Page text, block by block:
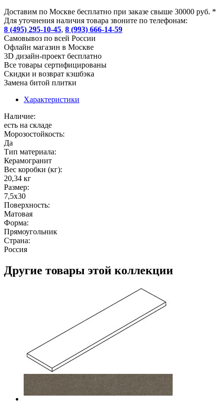
Доставим по Москве бесплатно при заказе свыше 30000 руб. *
Для уточнения наличия товара звоните по телефонам:
8 (495) 295-10-45, 8 (993) 666-14-59
Cамовывоз по всей России
Офлайн магазин в Москве
3D дизайн-проект бесплатно
Все товары сертифицированы
Скидки и возврат кэшбэка
Замена битой плитки
Характеристики
Наличие:
есть на складе
Морозостойкость:
Да
Тип материала:
Керамогранит
Вес коробки (кг):
20,34 кг
Размер:
7,5x30
Поверхность:
Матовая
Форма:
Прямоугольник
Страна:
Россия
Другие товары этой коллекции